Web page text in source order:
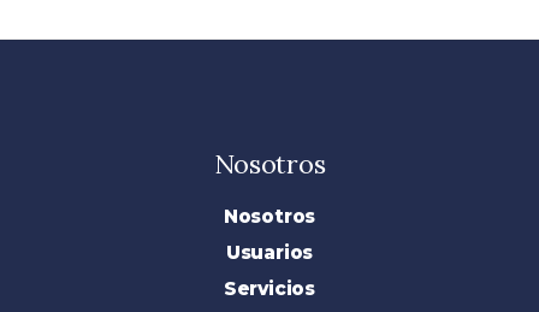
Nosotros
Nosotros
Usuarios
Servicios